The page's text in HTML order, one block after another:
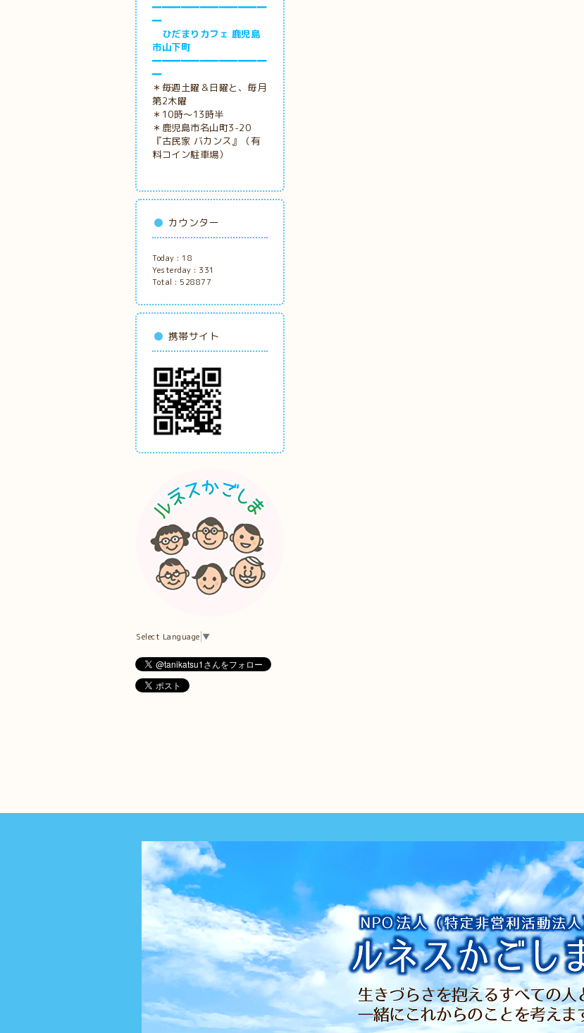
━━━━━━━━━━━━
━
ひだまりカフェ 鹿児島
市山下町
━━━━━━━━━━━━
━
＊毎週土曜＆日曜と、毎月
第2木曜
＊10時～13時半
＊鹿児島市名山町3-20
『古民家 バカンス』（有
料コイン駐車場）
カウンター
Today : 18
Yesterday : 331
Total : 528877
携帯サイト
Select Language ▼